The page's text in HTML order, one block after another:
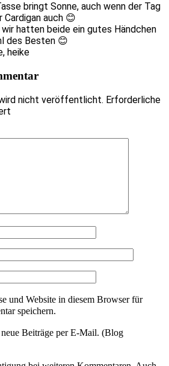
bringt Sonne, auch wenn der Tag
Cardigan auch 😊
hatten beide ein gutes Händchen
des Besten 😊
heike
nicht veröffentlicht. Erforderliche
und Website in diesem Browser für
speichern.
Beiträge per E-Mail. (Blog